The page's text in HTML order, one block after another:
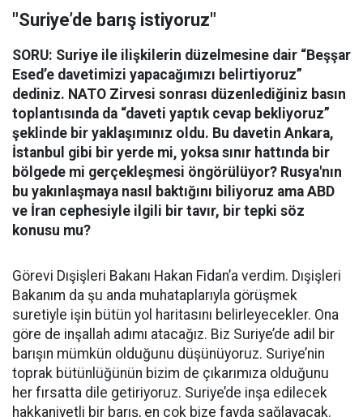
"Suriye’de barış istiyoruz"
SORU: Suriye ile ilişkilerin düzelmesine dair “Beşşar
Esed’e davetimizi yapacağımızı belirtiyoruz”
dediniz. NATO Zirvesi sonrası düzenlediğiniz basın
toplantısında da “daveti yaptık cevap bekliyoruz”
şeklinde bir yaklaşımınız oldu. Bu davetin Ankara,
İstanbul gibi bir yerde mi, yoksa sınır hattında bir
bölgede mi gerçekleşmesi öngörülüyor? Rusya'nın
bu yakınlaşmaya nasıl baktığını biliyoruz ama ABD
ve İran cephesiyle ilgili bir tavır, bir tepki söz
konusu mu?
Görevi Dışişleri Bakanı Hakan Fidan’a verdim. Dışişleri
Bakanım da şu anda muhataplarıyla görüşmek
suretiyle işin bütün yol haritasını belirleyecekler. Ona
göre de inşallah adımı atacağız. Biz Suriye’de adil bir
barışın mümkün olduğunu düşünüyoruz. Suriye’nin
toprak bütünlüğünün bizim de çıkarımıza olduğunu
her fırsatta dile getiriyoruz. Suriye’de inşa edilecek
hakkaniyetli bir barış, en çok bize fayda sağlayacak.